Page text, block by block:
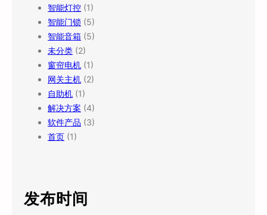
智能灯控 (1)
智能门锁 (5)
智能音箱 (5)
未分类 (2)
窗帘电机 (1)
网关主机 (2)
自助机 (1)
解决方案 (4)
软件产品 (3)
首页 (1)
发布时间